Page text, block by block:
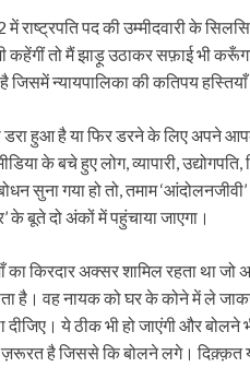
में राष्ट्रपति पद की उम्मीदवारी के
कहेंगीं तो मैं झाड़ू उठाकर सफ़ाई भी
न्यायपालिका की कतिपय हस्तियाँ
डरा हुआ है या फिर डरने के लिए अपने
के बचे हुए लोग, व्यापारी,
सुना गया हो तो, तमाम
के बूते दो अंकों में पहुंचाया जाएगा।
का किरदार अक्सर शामिल रहता था
है। वह नायक को घर के कोने में ले
ये ठीक भी हो जाएंगी और बोलने
है जिससे कि बोलने लगे। दिक़्क़त